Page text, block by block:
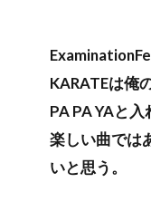
KARATEは俺
PA PA YAと
楽しい曲では
いと思う。